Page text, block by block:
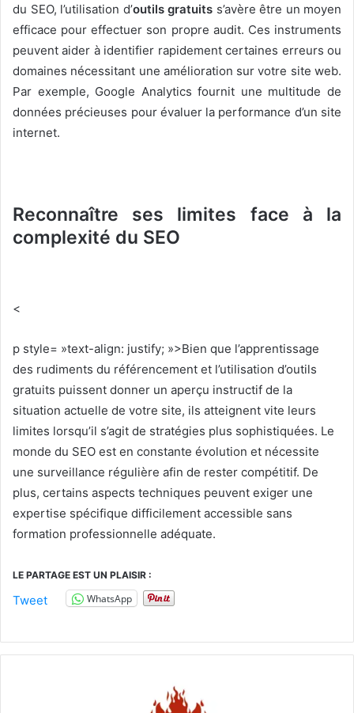
du SEO, l’utilisation d’outils gratuits s’avère être un moyen
efficace pour effectuer son propre audit. Ces instruments
peuvent aider à identifier rapidement certaines erreurs ou
domaines nécessitant une amélioration sur votre site web.
Par exemple, Google Analytics fournit une multitude de
données précieuses pour évaluer la performance d’un site
internet.
Reconnaître ses limites face à la
complexité du SEO
<
p style= »text-align: justify; »>Bien que l’apprentissage
des rudiments du référencement et l’utilisation d’outils
gratuits puissent donner un aperçu instructif de la
situation actuelle de votre site, ils atteignent vite leurs
limites lorsqu’il s’agit de stratégies plus sophistiquées. Le
monde du SEO est en constante évolution et nécessite
une surveillance régulière afin de rester compétitif. De
plus, certains aspects techniques peuvent exiger une
expertise spécifique difficilement accessible sans
formation professionnelle adéquate.
LE PARTAGE EST UN PLAISIR :
Tweet WhatsApp